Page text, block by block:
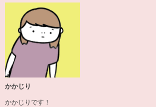
かかじり
かかじりです！